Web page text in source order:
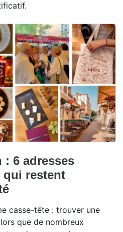
: 6 adresses
restent
casse-tête : trouver une
que de nombreux